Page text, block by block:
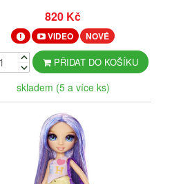
820 Kč
VIDEO NOVÉ
PŘIDAT DO KOŠÍKU
skladem (5 a více ks)